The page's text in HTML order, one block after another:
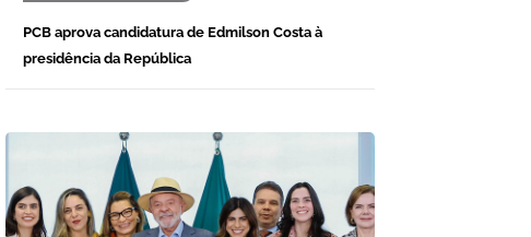
PCB aprova candidatura de Edmilson Costa à
presidência da República